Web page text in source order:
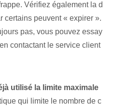
Vérifiez également la d
certains⁤ peuvent « expirer ».
pas, vous pouvez essay
contactant le service client
utilisé la limite maximale
qui limite le nombre de c